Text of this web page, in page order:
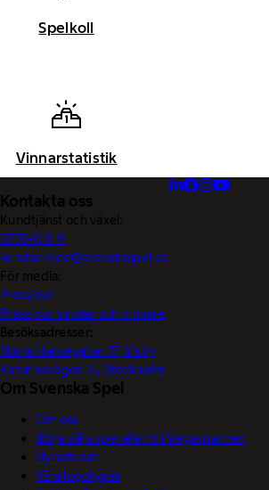
Spelkoll
Vinnarstatistik
Kontakta oss
Kundtjänst och växel:
0770-11 11 11
kundservice@svenskaspel.se
För media:
Pressjour
Pressjour vinster och vinnare
Besöksadresser:
Norra Hansegatan 17, Visby
Katarinavägen 15, Stockholm
Om Svenska Spel
Om oss
Börja sälja spel eller bli Vegaspartner
Nyhetsrum
Våra logotyper